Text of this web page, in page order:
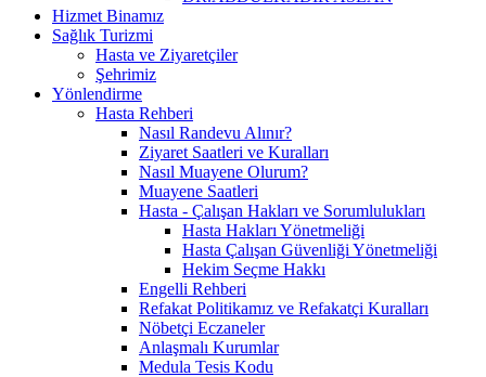
Hizmet Binamız
Sağlık Turizmi
Hasta ve Ziyaretçiler
Şehrimiz
Yönlendirme
Hasta Rehberi
Nasıl Randevu Alınır?
Ziyaret Saatleri ve Kuralları
Nasıl Muayene Olurum?
Muayene Saatleri
Hasta - Çalışan Hakları ve Sorumlulukları
Hasta Hakları Yönetmeliği
Hasta Çalışan Güvenliği Yönetmeliği
Hekim Seçme Hakkı
Engelli Rehberi
Refakat Politikamız ve Refakatçi Kuralları
Nöbetçi Eczaneler
Anlaşmalı Kurumlar
Medula Tesis Kodu